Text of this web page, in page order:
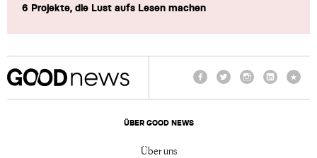
6 Projekte, die Lust aufs Lesen machen
ÜBER GOOD NEWS
Über uns